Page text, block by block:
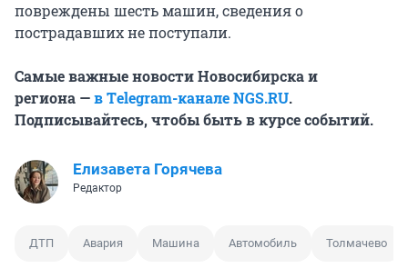
повреждены шесть машин, сведения о
пострадавших не поступали.
Самые важные новости Новосибирска и
региона —в Тelegram-канале NGS.RU.
Подписывайтесь, чтобы быть в курсе событий.
Елизавета Горячева
Редактор
ДТП Авария Машина Автомобиль Толмачево